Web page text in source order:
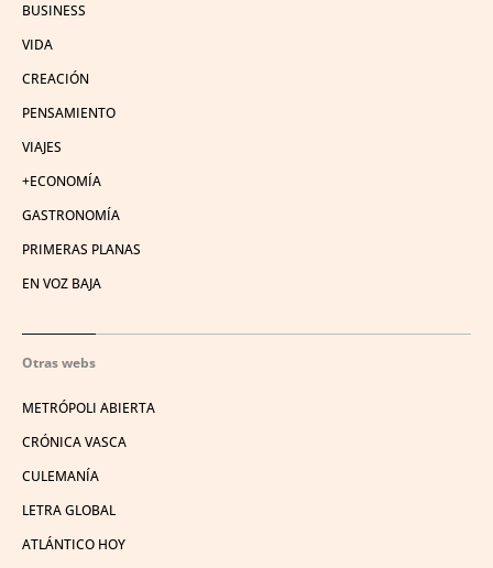
BUSINESS
VIDA
CREACIÓN
PENSAMIENTO
VIAJES
+ECONOMÍA
GASTRONOMÍA
PRIMERAS PLANAS
EN VOZ BAJA
Otras webs
METRÓPOLI ABIERTA
CRÓNICA VASCA
CULEMANÍA
LETRA GLOBAL
ATLÁNTICO HOY